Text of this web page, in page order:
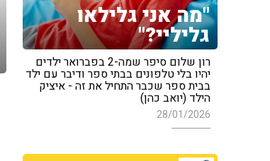
"מה אני גלילאו
גליליי?"
רון שלום סיפר שמה-2 בפברואר ילדים
יהיו בלי טלפונים בבתי ספר ודיבר עם ילד
בבית ספר שכבר התחיל את זה - איציק
הילד (יואב כהן)
28/01/2026